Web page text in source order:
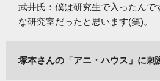
武井氏：僕は研究生で入ったん
な研究室だったと思います(笑)。
塚本さんの「アニ・ハウス」に